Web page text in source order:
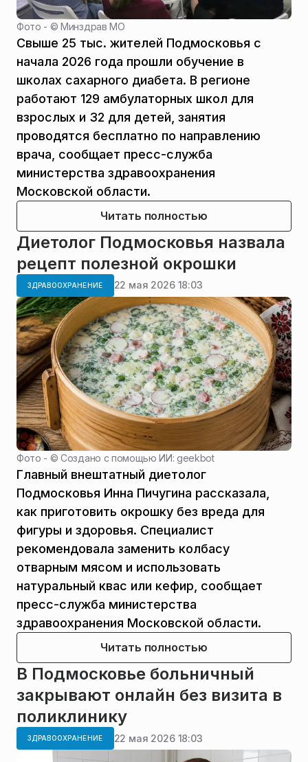
Фото - ©Минздрав МО
Свыше 25 тыс. жителей Подмосковья с
начала 2026 года прошли обучение в
школах сахарного диабета. В регионе
работают 129 амбулаторных школ для
взрослых и 32 для детей, занятия
проводятся бесплатно по направлению
врача, сообщает пресс-служба
министерства здравоохранения
Московской области.
Читать полностью
Диетолог Подмосковья назвала
рецепт полезной окрошки
ЗДРАВООХРАНЕНИЕ 22 мая 2026 18:03
Фото - ©Создано с помощью ИИ: geekbot
Главный внештатный диетолог
Подмосковья Инна Пичугина рассказала,
как приготовить окрошку без вреда для
фигуры и здоровья. Специалист
рекомендовала заменить колбасу
отварным мясом и использовать
натуральный квас или кефир, сообщает
пресс-служба министерства
здравоохранения Московской области.
Читать полностью
В Подмосковье больничный
закрывают онлайн без визита в
поликлинику
ЗДРАВООХРАНЕНИЕ 22 мая 2026 18:03